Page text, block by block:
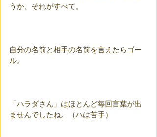
うか、それがすべて。
自分の名前と相手の名前を言えたらゴー
ル。
「ハラダさん」はほとんど毎回言葉が出
ませんでしたね。（ハは苦手）